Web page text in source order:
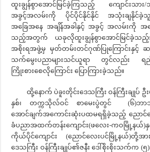
ထူးချွန်စွာအောင်မြင်ခဲ့ကြသည့် ကျောင်းသ
အခွင့်အလမ်းကို ပိုင်ပိုင်နိုင်နိုင် အသုံးချနိုင်ခဲ့သူ
အခြေအနေ အချိန်အခါနှင့် အခွင့် အလမ်းကို အက
သည့်အတွက် ယခုလိုထူးချွန်စွာအောင်မြင်ခဲ့သည့်
အစိုးရအဖွဲ့မှ မှတ်တမ်းတင်ဂုဏ်ပြုကြောင်းနှင့်
သက်မွေးပညာများသင်ယူရာ တွင်လည်း ရည်မှ
ကြိုးစားစေလိုကြောင်း ပြောကြားခဲ့သည်။
ထို့နောက် ပဲခူးတိုင်းဒေသကြီး ဝန်ကြီးချုပ် ဦး
နှစ်၊ တက္ကသိုလ်ဝင် စာမေးပွဲတွင် (၆)ဘာသ
အောင်ချက်အကောင်းဆုံးပထမရရှိခဲ့သည့် ညောင်လ
ခံပညာအထက်တန်းကျောင်း(ဖလေး-ကဝမြို့န
ကိုယ်ပိုင်ကျောင်း (ညောင်လေးပင်မြို့နယ်)တို့အ
ဒေသကြီး ဝန်ကြီးချုပ်၏ဇနီး ဒေါ်စိုးစိုးသက်က